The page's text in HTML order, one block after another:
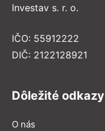
Investav s. r. o.
IČO: 55912222
DIČ: 2122128921
Dôležité odkazy
O nás